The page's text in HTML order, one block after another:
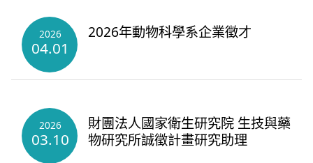
2026
04.01
2026年動物科學系企業徵才
2026
03.10
財團法人國家衛生研究院 生技與藥
物研究所誠徵計畫研究助理